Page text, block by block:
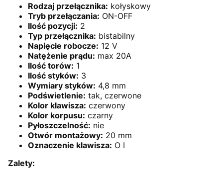
Rodzaj przełącznika: kołyskowy
Tryb przełączania: ON-OFF
Ilość pozycji: 2
Typ przełącznika: bistabilny
Napięcie robocze: 12 V
Natężenie prądu: max 20A
Ilość torów: 1
Ilość styków: 3
Wymiary styków: 4,8 mm
Podświetlenie: tak, czerwone
Kolor klawisza: czerwony
Kolor korpusu: czarny
Pyłoszczelność: nie
Otwór montażowy: 20 mm
Oznaczenie klawisza: O I
Zalety: